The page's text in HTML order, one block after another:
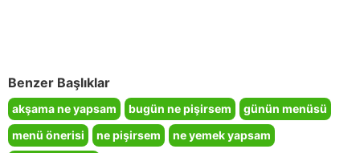
Benzer Başlıklar
akşama ne yapsam bugün ne pişirsem
günün menüsü
menü önerisi
ne pişirsem
ne yemek yapsam